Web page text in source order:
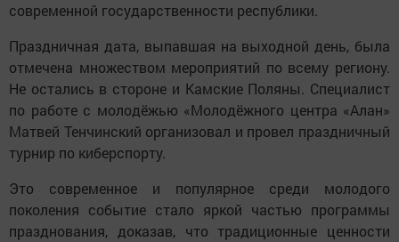
современной государственности республики.
Праздничная дата, выпавшая на выходной день, была
отмечена множеством мероприятий по всему региону.
Не остались в стороне и Камские Поляны. Специалист
по работе с молодёжью «Молодёжного центра «Алан»
Матвей Тенчинский организовал и провел праздничный
турнир по киберспорту.
Это современное и популярное среди молодого
поколения событие стало яркой частью программы
празднования, доказав, что традиционные ценности